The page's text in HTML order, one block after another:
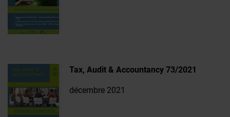
Tax, Audit & Accountancy 73/2021
décembre 2021